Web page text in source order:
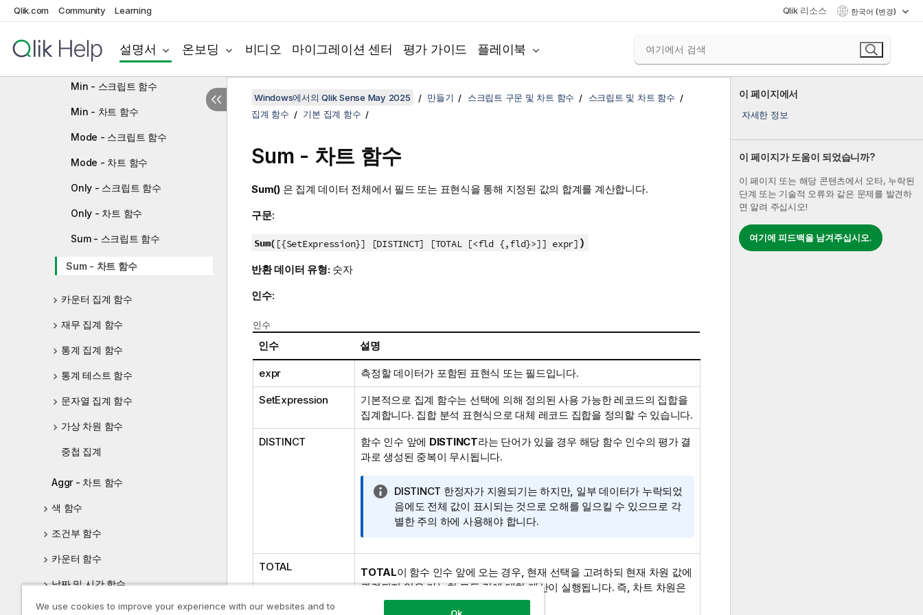
Qlik.com Community Learning Qlik 리소스 한국어 (변경)
설명서 온보딩 비디오 마이그레이션 센터 평가 가이드 플레이북
FirstSortedValue - 차트 함수
Max - 차트 함수
Min - 스크립트 함수
Min - 차트 함수
Mode - 스크립트 함수
Mode - 차트 함수
Only - 스크립트 함수
Only - 차트 함수
Sum - 스크립트 함수
Sum - 차트 함수
카운터 집계 함수
재무 집계 함수
통계 집계 함수
통계 테스트 함수
문자열 집계 함수
가상 차원 함수
중첩 집계
Aggr - 차트 함수
색 함수
조건부 함수
카운터 함수
날짜 및 시간 함수
지수 및 로그 함수
이 페이지에서
자세한 정보
이 페이지가 도움이 되었습니까?
이 페이지 또는 해당 콘텐츠에서 오타, 누락된
단계 또는 기술적 오류와 같은 문제를 발견하
면 알려 주십시오!
여기에 피드백을 남겨주십시오.
Windows에서의 Qlik Sense May 2025 만들기 스크립트 구문 및 차트 함수
스크립트 및 차트 함수
집계 함수
기본 집계 함수
Sum - 차트 함수
Sum() 은 집계 데이터 전체에서 필드 또는 표현식을 통해 지정된 값의 합계를 계산합니다.
구문:
Sum( [{SetExpression}] [DISTINCT] [TOTAL [<fld {,fld}>]] expr] )
반환 데이터 유형: 숫자
인수:
인수
인수 설명
expr 측정할 데이터가 포함된 표현식 또는 필드입니다.
SetExpression
기본적으로 집계 함수는 선택에 의해 정의된 사용 가능한 레코드의 집합을
집계합니다. 집합 분석 표현식으로 대체 레코드 집합을 정의할 수 있습니다.
DISTINCT 함수 인수 앞에 DISTINCT라는 단어가 있을 경우 해당 함수 인수의 평가 결
과로 생성된 중복이 무시됩니다.
정
보
메
DISTINCT 한정자가 지원되기는 하지만, 일부 데이터가 누락되었
음에도 전체 값이 표시되는 것으로 오해를 일으킬 수 있으므로 각
별한 주의 하에 사용해야 합니다.
TOTAL TOTAL이 함수 인수 앞에 오는 경우, 현재 선택을 고려하되 현재 차원 값에
관련되지 않은 가능한 모든 값에 대한 계산이 실행됩니다. 즉, 차트 차원은
무시됩니다.
We use cookies to improve your experience with our websites and to